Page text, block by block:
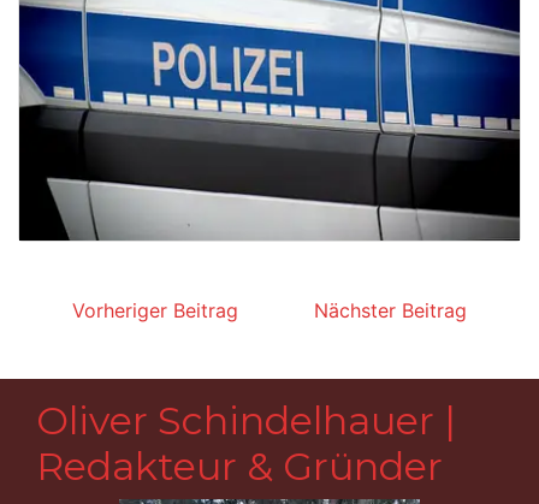
Beitragsnavigation
Vorheriger Beitrag Nächster Beitrag
Oliver Schindelhauer |
Redakteur & Gründer